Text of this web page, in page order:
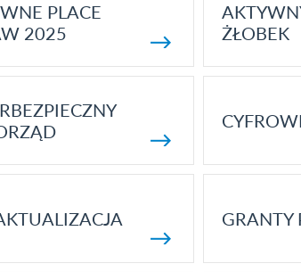
PLACE
2025
ŻŁOBEK
GRANTY